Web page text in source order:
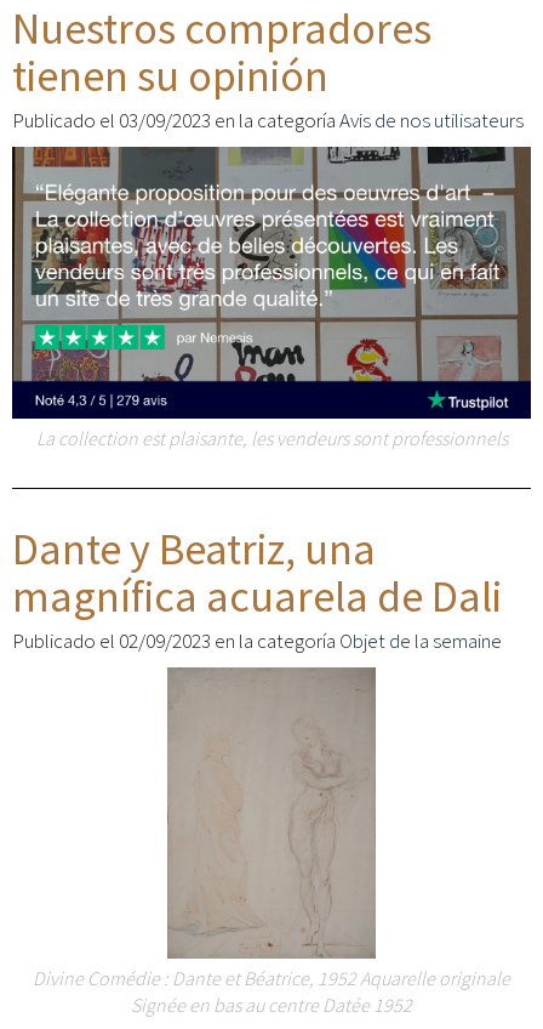
Nuestros compradores
tienen su opinión
Publicado el 03/09/2023 en la categoríaAvis de nos utilisateurs
La collection est plaisante, les vendeurs sont professionnels
Dante y Beatriz, una
magnífica acuarela de Dali
Publicado el 02/09/2023 en la categoría Objet de la semaine
Divine Comédie : Dante et Béatrice, 1952 Aquarelle originale
Signée en bas au centre Datée 1952